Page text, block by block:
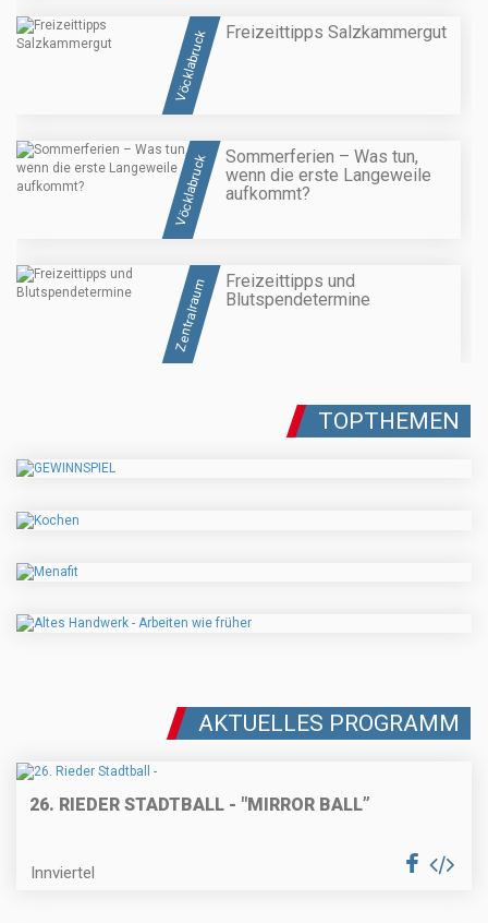
Vöcklabruck Freizeittipps Salzkammergut
Vöcklabruck
Sommerferien – Was tun,
wenn die erste Langeweile
aufkommt?
Zentralraum
Freizeittipps und
Blutspendetermine
TOPTHEMEN
AKTUELLES PROGRAMM
26. RIEDER STADTBALL - "MIRROR BALL”
Innviertel